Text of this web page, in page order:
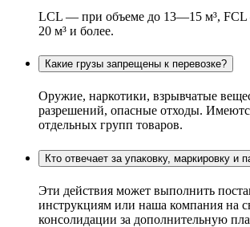
LCL — при объеме до 13—15 м³, FCL
20 м³ и более.
Какие грузы запрещены к перевозке?
Оружие, наркотики, взрывчатые
разрешений, опасные отходы.
отдельных групп товаров.
Кто отвечает за упаковку, маркировку и
Эти действия может выполнить
инструкциям или наша компания на
консолидации за дополнительную